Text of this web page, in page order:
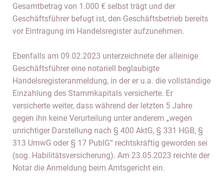
Gesamtbetrag von 1.000 € selbst trägt und der
Geschäftsführer befugt ist, den Geschäftsbetrieb bereits
vor Eintragung im Handelsregister aufzunehmen.
Ebenfalls am 09.02.2023 unterzeichnete der alleinige
Geschäftsführer eine notariell beglaubigte
Handelsregisteranmeldung, in der er u.a. die vollständige
Einzahlung des Stammkapitals versicherte. Er
versicherte weiter, dass während der letzten 5 Jahre
gegen ihn keine Verurteilung unter anderem „wegen
unrichtiger Darstellung nach § 400 AktG, § 331 HGB, §
313 UmwG oder § 17 PublG“ rechtskräftig geworden sei
(sog. Habilitätsversicherung). Am 23.05.2023 reichte der
Notar die Anmeldung beim Amtsgericht ein.